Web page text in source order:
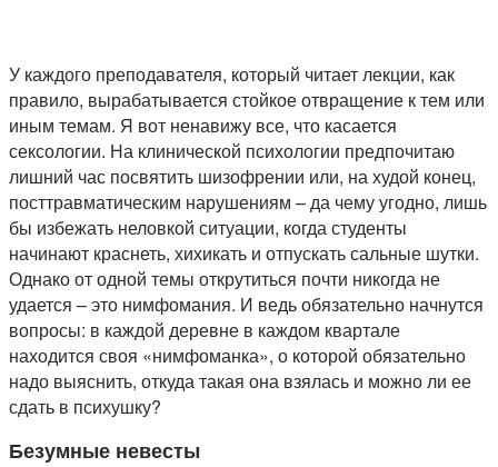
У каждого преподавателя, который читает лекции, как
правило, вырабатывается стойкое отвращение к тем или
иным темам. Я вот ненавижу все, что касается
сексологии. На клинической психологии предпочитаю
лишний час посвятить шизофрении или, на худой конец,
посттравматическим нарушениям – да чему угодно, лишь
бы избежать неловкой ситуации, когда студенты
начинают краснеть, хихикать и отпускать сальные шутки.
Однако от одной темы открутиться почти никогда не
удается – это нимфомания. И ведь обязательно начнутся
вопросы: в каждой деревне в каждом квартале
находится своя «нимфоманка», о которой обязательно
надо выяснить, откуда такая она взялась и можно ли ее
сдать в психушку?
Безумные невесты